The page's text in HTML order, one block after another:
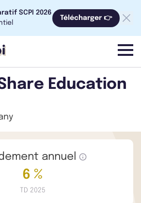
SCPI 2026
Télécharger 👉
menu
Education
annuel
6 %
TD 2025